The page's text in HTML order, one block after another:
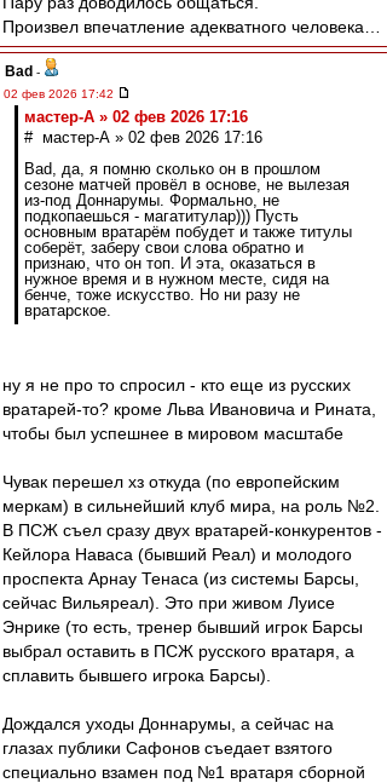
Произвел впечатление адекватного человека…
Bad -
02 фев 2026 17:42
мастер-А » 02 фев 2026 17:16
# мастер-А » 02 фев 2026 17:16
Bad, да, я помню сколько он в прошлом
сезоне матчей провёл в основе, не вылезая
из-под Доннарумы. Формально, не
подкопаешься - магатитулар))) Пусть
основным вратарём побудет и также титулы
соберёт, заберу свои слова обратно и
признаю, что он топ. И эта, оказаться в
нужное время и в нужном месте, сидя на
бенче, тоже искусство. Но ни разу не
вратарское.
ну я не про то спросил - кто еще из русских
вратарей-то? кроме Льва Ивановича и Рината,
чтобы был успешнее в мировом масштабе
Чувак перешел хз откуда (по европейским
меркам) в сильнейший клуб мира, на роль №2.
В ПСЖ съел сразу двух вратарей-конкурентов -
Кейлора Наваса (бывший Реал) и молодого
проспекта Арнау Тенаса (из системы Барсы,
сейчас Вильяреал). Это при живом Луисе
Энрике (то есть, тренер бывший игрок Барсы
выбрал оставить в ПСЖ русского вратаря, а
сплавить бывшего игрока Барсы).
Дождался уходы Доннарумы, а сейчас на
глазах публики Сафонов съедает взятого
специально взамен под №1 вратаря сборной